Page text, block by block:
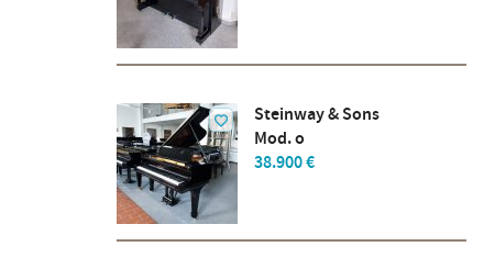
Steinway & Sons
Mod. o
38.900 €